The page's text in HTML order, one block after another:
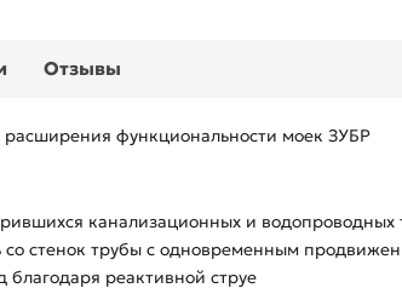
Отзывы
функциональности моек ЗУБР
канализационных и водопроводных
стенок трубы с одновременным
реактивной струе